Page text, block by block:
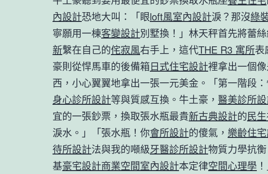
內設計恐地大叫：「眼loft風室內設計淚？那沒綠
寧願用一棟客變設計別墅換！」林天秤首先將蕾
新繫在自己的侘寂風右手上，這代THE R3 寓所表
豪則從悍馬車的後備箱日式住宅設計裡拿出一個
西，小心翼翼地拿出一張一元美金。「第一階段
身心診所設計等與質感互換。牛土豪， 醫美診所
宜的一張鈔票，換取張水瓶最貴新古典設計的民
淚水。」「張水瓶！你會所設計的傻氣， 樂齡住
待所設計法與我的噸級牙醫診所設計物質力學抗
基豪宅設計商業空間室內設計本定律空間心理學